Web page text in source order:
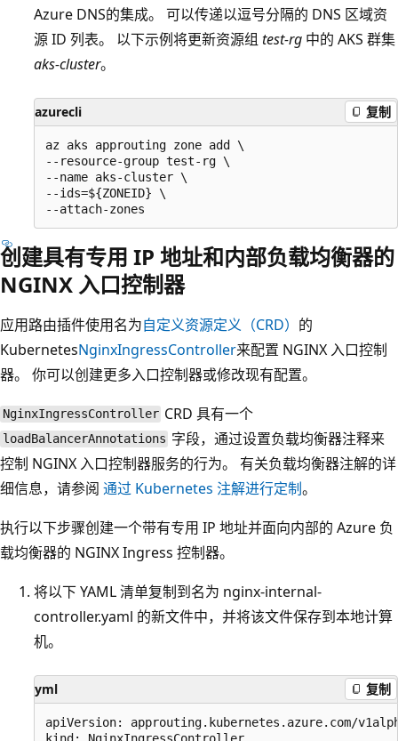
Azure DNS的集成。 可以传递以逗号分隔的 DNS 区域资
源 ID 列表。 以下示例将更新资源组 test-rg 中的 AKS 群集
aks-cluster。
azurecli 复制
az aks approuting zone add \
--resource-group test-rg \
--name aks-cluster \
--ids=${ZONEID} \
创建具有专用 IP 地址和内部负载均衡器的
NGINX 入口控制器
应用路由插件使用名为自定义资源定义（CRD） 的
KubernetesNginxIngressController来配置 NGINX 入口控制
器。 你可以创建更多入口控制器或修改现有配置。
NginxIngressController CRD 具有一个
loadBalancerAnnotations 字段，通过设置负载均衡器注释来
控制 NGINX 入口控制器服务的行为。 有关负载均衡器注解的详
细信息，请参阅 通过 Kubernetes 注解进行定制。
执行以下步骤创建一个带有专用 IP 地址并面向内部的 Azure 负
载均衡器的 NGINX Ingress 控制器。
将以下 YAML 清单复制到名为 nginx-internal-
controller.yaml 的新文件中，并将该文件保存到本地计算
机。
yml 复制
apiVersion: approuting.kubernetes.azure.com/
kind: NginxIngressController